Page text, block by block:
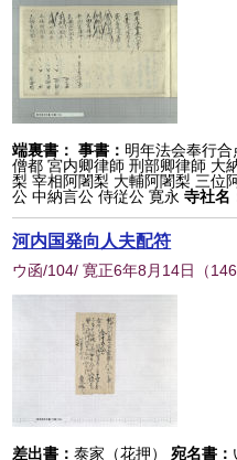
端裏書： 事書： 明年法会奉行合
僧都 宮内卿律師 刑部卿律師 大
梨 宰相阿闍梨 大輔阿闍梨 三位
公 中納言公 侍従公 寛永 寺社名
河内国発向人夫配符
ウ函/104/ 寛正6年8月14日 （
差出書：泰家（花押） 宛名書：